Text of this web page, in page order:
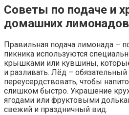
Советы по подаче и
домашних лимонадов
Правильная подача лимонада –
пикника используются
крышками или кувшины,
и разливать. Лёд –
переусердствовать, чтобы
слишком быстро. Украшение
ягодами или фруктовыми
свежий и праздничный вид.